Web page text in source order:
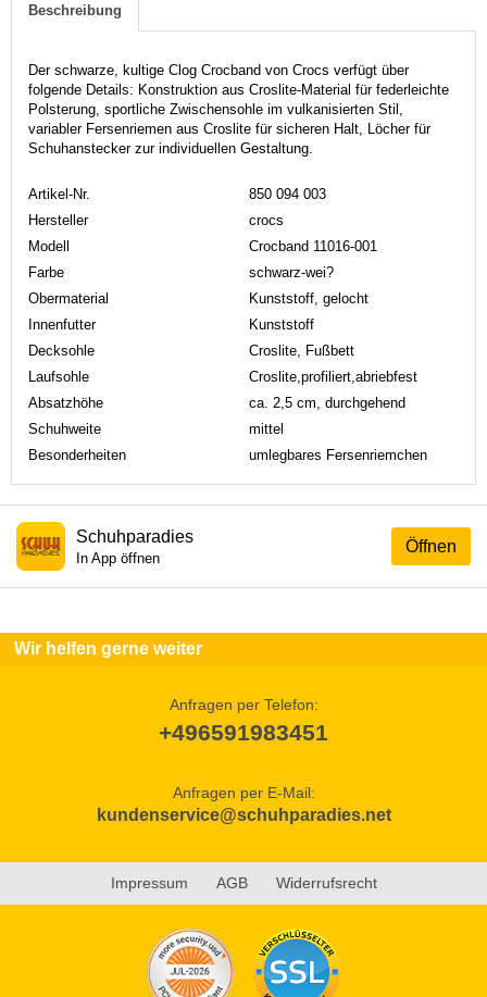
Beschreibung
Der schwarze, kultige Clog Crocband von Crocs verfügt über
folgende Details: Konstruktion aus Croslite-Material für federleichte
Polsterung, sportliche Zwischensohle im vulkanisierten Stil,
variabler Fersenriemen aus Croslite für sicheren Halt, Löcher für
Schuhanstecker zur individuellen Gestaltung.
Artikel-Nr.
850 094 003
Hersteller
crocs
Modell
Crocband 11016-001
Farbe
schwarz-wei?
Obermaterial
Kunststoff, gelocht
Innenfutter
Kunststoff
Decksohle
Croslite, Fußbett
Laufsohle
Croslite,profiliert,abriebfest
Absatzhöhe
ca. 2,5 cm, durchgehend
Schuhweite
mittel
Besonderheiten
umlegbares Fersenriemchen
Öffnen
Schuhparadies
In App öffnen
Wir helfen gerne weiter
Anfragen per Telefon:
+496591983451
Anfragen per E-Mail:
kundenservice@schuhparadies.net
Impressum AGB Widerrufsrecht